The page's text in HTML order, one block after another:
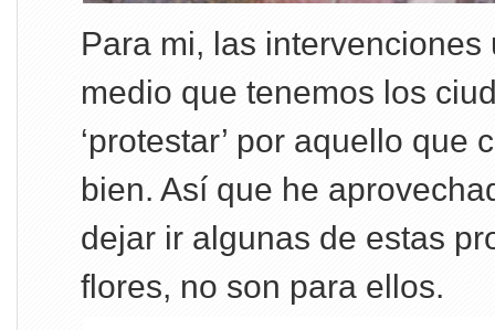
Para mi, las intervenciones
medio que tenemos los
‘protestar’ por aquello que
bien. Así que he
dejar ir algunas de estas
flores, no son para ellos.